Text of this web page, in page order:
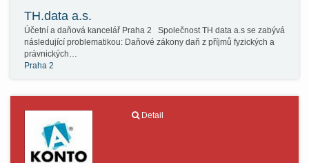
TH.data a.s.
Účetní a daňová kancelář Praha 2 Společnost TH data a.s se zabývá
následující problematikou: Daňové zákony daň z příjmů fyzických a
právnických…
Praha 2
Detail